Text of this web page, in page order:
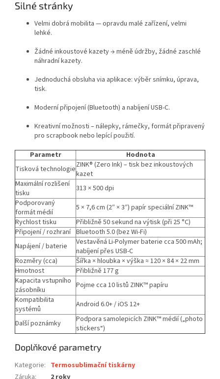
Silné stránky
Velmi dobrá mobilita — opravdu malé zařízení, velmi
lehké.
Žádné inkoustové kazety → méně údržby, žádné zaschlé
náhradní kazety.
Jednoduchá obsluha via aplikace: výběr snímku, úprava,
tisk.
Moderní připojení (Bluetooth) a nabíjení USB-C.
Kreativní možnosti – nálepky, rámečky, formát připravený
pro scrapbook nebo lepící použití.
Parametr
Hodnota
Tisková technologieZINK® (Zero Ink) – tisk bez inkoustových
kazet
Maximální rozlišení
tisku
313 × 500 dpi
Podporovaný
formát médií
5 × 7,6 cm (2″ × 3″) papír speciální ZINK™
Rychlost tisku
Přibližně 50 sekund na výtisk (při 25 °C)
Připojení / rozhraní Bluetooth 5.0 (bez Wi-Fi)
Napájení / baterie
Vestavěná Li-Polymer baterie cca 500 mAh;
nabíjení přes USB-C
Rozměry (cca)
Šířka × hloubka × výška ≈ 120 × 84 × 22 mm
Hmotnost
Přibližně 177 g
Kapacita vstupního
zásobníku
Pojme cca 10 listů ZINK™ papíru
Kompatibilita
systémů
Android 6.0+ / iOS 12+
Další poznámky
Podpora samolepicích ZINK™ médií („photo
stickers“)
Doplňkové parametry
Kategorie: Termosublimační tiskárny
Záruka:
2 roky